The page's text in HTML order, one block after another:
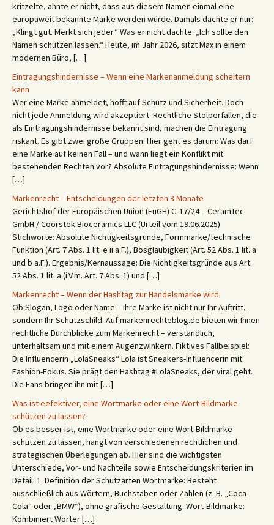
kritzelte, ahnte er nicht, dass aus diesem Namen einmal eine
europaweit bekannte Marke werden würde. Damals dachte er nur:
„Klingt gut. Merkt sich jeder.“ Was er nicht dachte: „Ich sollte den
Namen schützen lassen.“ Heute, im Jahr 2026, sitzt Max in einem
modernen Büro, […]
Eintragungshindernisse – Wenn eine Markenanmeldung scheitern
kann
Wer eine Marke anmeldet, hofft auf Schutz und Sicherheit. Doch
nicht jede Anmeldung wird akzeptiert. Rechtliche Stolperfallen, die
als Eintragungshindernisse bekannt sind, machen die Eintragung
riskant. Es gibt zwei große Gruppen: Hier geht es darum: Was darf
eine Marke auf keinen Fall – und wann liegt ein Konflikt mit
bestehenden Rechten vor? Absolute Eintragungshindernisse: Wenn
[…]
Markenrecht – Entscheidungen der letzten 3 Monate
Gerichtshof der Europäischen Union (EuGH) C‑17/24 – CeramTec
GmbH / Coorstek Bioceramics LLC (Urteil vom 19.06.2025)
Stichworte: Absolute Nichtigkeitsgründe, Formmarke/technische
Funktion (Art. 7 Abs. 1 lit. e ii a.F.), Bösgläubigkeit (Art. 52 Abs. 1 lit. a
und b a.F.). Ergebnis/Kernaussage: Die Nichtigkeitsgründe aus Art.
52 Abs. 1 lit. a (i.V.m. Art. 7 Abs. 1) und […]
Markenrecht – Wenn der Hashtag zur Handelsmarke wird
Ob Slogan, Logo oder Name – Ihre Marke ist nicht nur Ihr Auftritt,
sondern Ihr Schutzschild. Auf markenrechteblog.de bieten wir Ihnen
rechtliche Durchblicke zum Markenrecht – verständlich,
unterhaltsam und mit einem Augenzwinkern. Fiktives Fallbeispiel:
Die Influencerin „LolaSneaks“ Lola ist Sneakers-Influencerin mit
Fashion-Fokus. Sie prägt den Hashtag #LolaSneaks, der viral geht.
Die Fans bringen ihn mit […]
Was ist eefektiver, eine Wortmarke oder eine Wort-Bildmarke
schützen zu lassen?
Ob es besser ist, eine Wortmarke oder eine Wort-Bildmarke
schützen zu lassen, hängt von verschiedenen rechtlichen und
strategischen Überlegungen ab. Hier sind die wichtigsten
Unterschiede, Vor- und Nachteile sowie Entscheidungskriterien im
Detail: 1. Definition der Schutzarten Wortmarke: Besteht
ausschließlich aus Wörtern, Buchstaben oder Zahlen (z. B. „Coca-
Cola“ oder „BMW“), ohne grafische Gestaltung. Wort-Bildmarke:
Kombiniert Wörter […]